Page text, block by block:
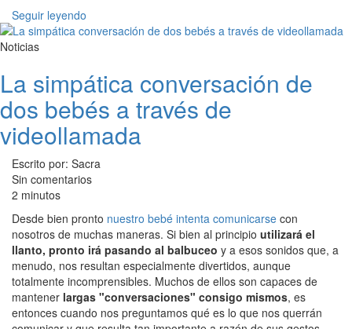
Seguir leyendo
Noticias
La simpática conversación de
dos bebés a través de
videollamada
Escrito por: Sacra
Sin comentarios
2 minutos
Desde bien pronto nuestro bebé intenta comunicarse con
nosotros de muchas maneras. Si bien al principio utilizará el
llanto, pronto irá pasando al balbuceo y a esos sonidos que, a
menudo, nos resultan especialmente divertidos, aunque
totalmente incomprensibles. Muchos de ellos son capaces de
mantener largas "conversaciones" consigo mismos, es
entonces cuando nos preguntamos qué es lo que nos querrán